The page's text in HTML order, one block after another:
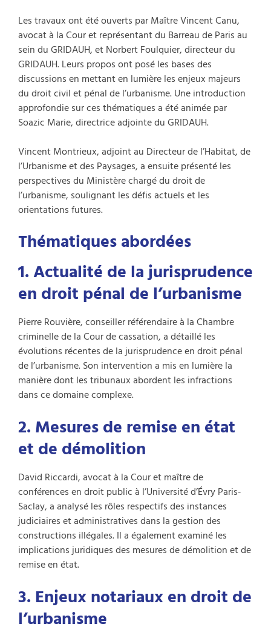
Les travaux ont été ouverts par Maître Vincent Canu,
avocat à la Cour et représentant du Barreau de Paris au
sein du GRIDAUH, et Norbert Foulquier, directeur du
GRIDAUH. Leurs propos ont posé les bases des
discussions en mettant en lumière les enjeux majeurs
du droit civil et pénal de l’urbanisme. Une introduction
approfondie sur ces thématiques a été animée par
Soazic Marie, directrice adjointe du GRIDAUH.
Vincent Montrieux, adjoint au Directeur de l’Habitat, de
l’Urbanisme et des Paysages, a ensuite présenté les
perspectives du Ministère chargé du droit de
l’urbanisme, soulignant les défis actuels et les
orientations futures.
Thématiques abordées
1. Actualité de la jurisprudence
en droit pénal de l’urbanisme
Pierre Rouvière, conseiller référendaire à la Chambre
criminelle de la Cour de cassation, a détaillé les
évolutions récentes de la jurisprudence en droit pénal
de l’urbanisme. Son intervention a mis en lumière la
manière dont les tribunaux abordent les infractions
dans ce domaine complexe.
2. Mesures de remise en état
et de démolition
David Riccardi, avocat à la Cour et maître de
conférences en droit public à l’Université d’Évry Paris-
Saclay, a analysé les rôles respectifs des instances
judiciaires et administratives dans la gestion des
constructions illégales. Il a également examiné les
implications juridiques des mesures de démolition et de
remise en état.
3. Enjeux notariaux en droit de
l’urbanisme